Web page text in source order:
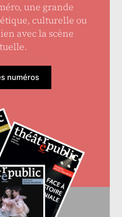
une grande
culturelle ou
avec la scène
numéros